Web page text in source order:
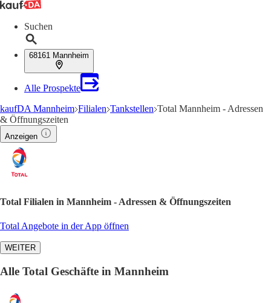
Suchen
68161 Mannheim
Alle Prospekte
kaufDA Mannheim Filialen Tankstellen Total Mannheim - Adressen
& Öffnungszeiten
Anzeigen
Total Filialen in Mannheim - Adressen & Öffnungszeiten
Total Angebote in der App öffnen
WEITER
Alle Total Geschäfte in Mannheim